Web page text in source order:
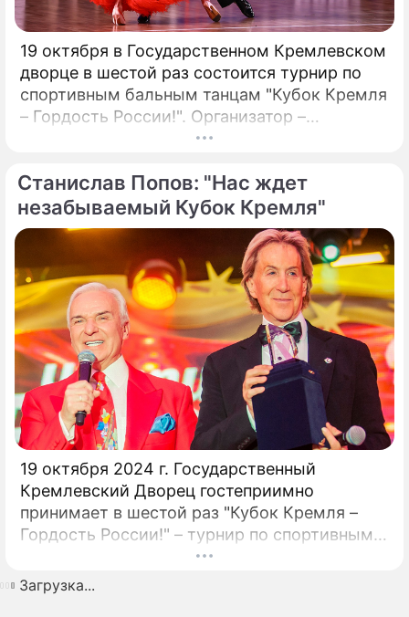
19 октября в Государственном Кремлевском
дворце в шестой раз состоится турнир по
спортивным бальным танцам "Кубок Кремля
– Гордость России!". Организатор –
президент Российского танцевального
народный артист России Станислав Попов.
Станислав Попов: "Нас ждет
незабываемый Кубок Кремля"
19 октября 2024 г. Государственный
Кремлевский Дворец гостеприимно
принимает в шестой раз "Кубок Кремля –
Гордость России!" – турнир по спортивным
бальным танцам! Кубок Кремля – главный
турнир сезона в России, проходящий в
статусе "по приглашению".
Загрузка...